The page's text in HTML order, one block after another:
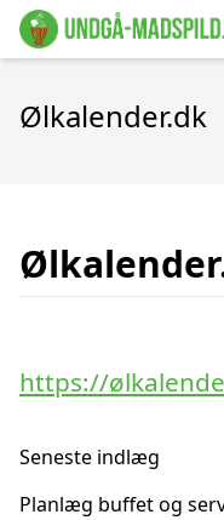
Ølkalender.dk
https://
Seneste indlæg
Planlæg buffet og